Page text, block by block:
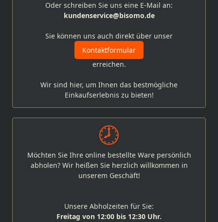
Oder schreiben Sie uns eine E-Mail an:
kundenservice@bisomo.de
Sie können uns auch direkt über unser
Kontaktformular
erreichen.
Wir sind hier, um Ihnen das bestmögliche
Einkaufserlebnis zu bieten!
Möchten Sie Ihre online bestellte Ware persönlich
abholen? Wir heißen Sie herzlich willkommen in
unserem Geschäft!
Unsere Abholzeiten für Sie:
Freitag von 12:00 bis 12:30 Uhr.